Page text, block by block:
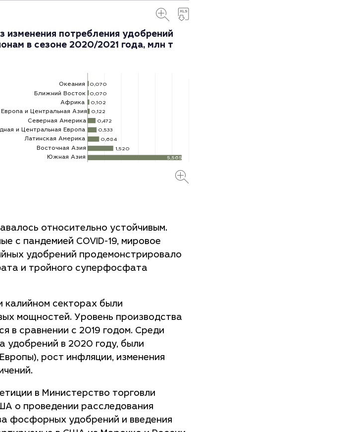
изменения потребления удобрений
в сезоне 2020/2021 года, млн т
0,070
0,102
0,070
Океания
Ближний Восток
Африка
Северная Америка
и Центральная Европа
Латинская Америка
Восточная Азия
Южная Азия
0,122
0,472
0,533
0,684
1,520
5,565
Европа и Центральная Азия
относительно устойчивым.
с пандемией COVID-19, мировое
удобрений продемонстрировало
и тройного суперфосфата
калийном секторах были
мощностей. Уровень производства
в сравнении с 2019 годом. Среди
удобрений в 2020 году, были
рост инфляции, изменения
в Министерство торговли
о проведении расследования
фосфорных удобрений и введения